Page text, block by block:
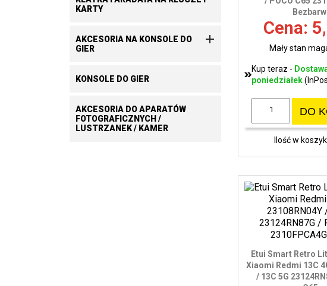
KARTY
AKCESORIA NA KONSOLE DO
GIER

KONSOLE DO GIER
AKCESORIA DO APARATÓW
FOTOGRAFICZNYCH /
LUSTRZANEK / KAMER
Cena:
Mały stan
Kup teraz -
poniedziałek
DO
Ilość w
Etui Smart Retro
Xiaomi Redmi 13C
/ 13C 5G